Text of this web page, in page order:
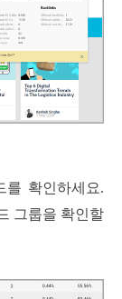
를 확인하세요.
그룹을 확인할